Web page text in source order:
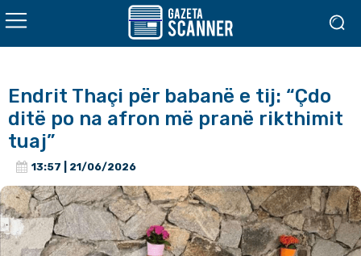
Endrit Thaçi për babanë e tij: “Çdo
ditë po na afron më pranë rikthimit
tuaj”
13:57 | 21/06/2026